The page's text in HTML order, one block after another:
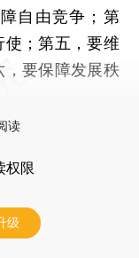
自由竞争；第
使；第五，要维
要保障发展秩
读
权限
级